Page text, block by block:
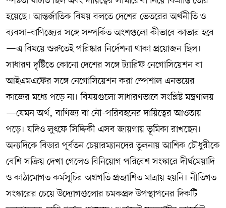
হয়েছে। আন্তর্জাতিক বিষয় বলতে দেশের ভেতরের অর্থনীতি ও
ব্যবসা-বাণিজ্যের সঙ্গে সম্পর্কিত অংশগুলো কীভাবে কাভার হবে
—এ বিষয়ে শুরুতেই পরিষ্কার নির্দেশনা থাকা প্রয়োজন ছিল।
সাধারণ দৃষ্টিতে কোনো দেশের সঙ্গে ট্যারিফ নেগোসিয়েশন বা
আইএমএফের সঙ্গে নেগোসিয়েশন করা স্পেশাল এনভয়ের
কাজের মধ্যে পড়ে না। বিষয়গুলো সাধারণভাবে সংশ্লিষ্ট মন্ত্রণালয়
—যেমন অর্থ, বাণিজ্য বা নৌ-পরিবহনের দায়িত্বের আওতায়
পড়ে। যদিও লুৎফে সিদ্দিকী এসব জায়গায় ভূমিকা রাখছেন।
অন্যদিকে বিডার পূর্বতন চেয়ারম্যানদের তুলনায় আশিক চৌধুরীকে
বেশি সক্রিয় দেখা গেলেও বিনিয়োগ পরিবেশ সংস্কারে দীর্ঘমেয়াদি
ও কাঠামোগত কর্মসূচির অগ্রগতি প্রত্যাশিত মাত্রায় হয়নি। নীতিগত
সংস্কারের চেয়ে উদ্যোগগুলোর চমকপ্রদ উপস্থাপনের দিকটি